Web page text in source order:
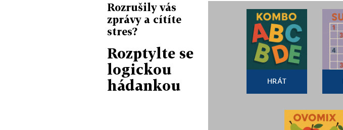
Rozrušily vás
zprávy a cítíte
stres?
Rozptylte se
logickou
hádankou
HRÁT